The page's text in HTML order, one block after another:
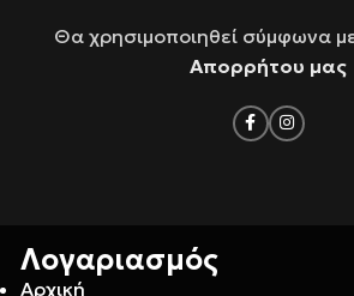
Θα χρησιμοποιηθεί σύμφωνα
Απορρήτου μας
Λογαριασμός
Αρχική